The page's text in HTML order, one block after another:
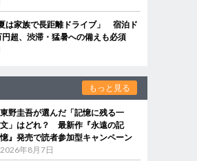
は家族で長距離ドライブ」 宿泊ド
超、渋滞・猛暑への備えも必須
もっと見る
東野圭吾が選んだ「記憶に残る一
文」はどれ？ 最新作『永遠の記
憶』発売で読者参加型キャンペーン
2026年8月7日